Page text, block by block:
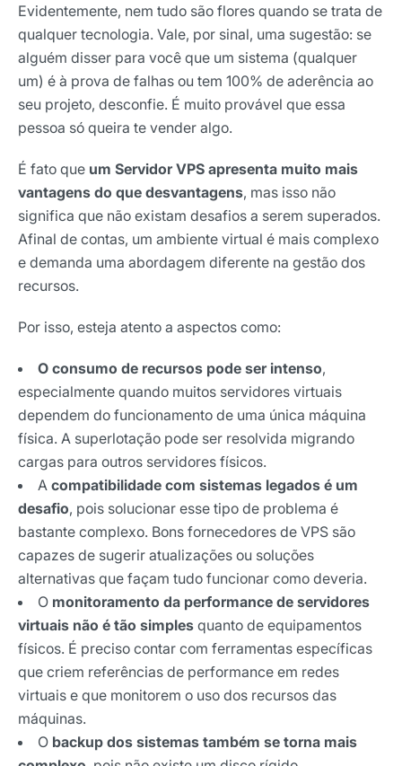
Evidentemente, nem tudo são flores quando se trata de
qualquer tecnologia. Vale, por sinal, uma sugestão: se
alguém disser para você que um sistema (qualquer
um) é à prova de falhas ou tem 100% de aderência ao
seu projeto, desconfie. É muito provável que essa
pessoa só queira te vender algo.
É fato que um Servidor VPS apresenta muito mais
vantagens do que desvantagens, mas isso não
significa que não existam desafios a serem superados.
Afinal de contas, um ambiente virtual é mais complexo
e demanda uma abordagem diferente na gestão dos
recursos.
Por isso, esteja atento a aspectos como:
O consumo de recursos pode ser intenso,
especialmente quando muitos servidores virtuais
dependem do funcionamento de uma única máquina
física. A superlotação pode ser resolvida migrando
cargas para outros servidores físicos.
A compatibilidade com sistemas legados é um
desafio, pois solucionar esse tipo de problema é
bastante complexo. Bons fornecedores de VPS são
capazes de sugerir atualizações ou soluções
alternativas que façam tudo funcionar como deveria.
O monitoramento da performance de servidores
virtuais não é tão simples quanto de equipamentos
físicos. É preciso contar com ferramentas específicas
que criem referências de performance em redes
virtuais e que monitorem o uso dos recursos das
máquinas.
O backup dos sistemas também se torna mais